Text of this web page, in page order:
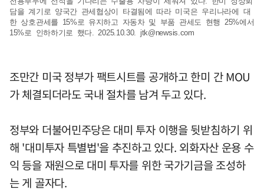
담을 계기로 양국간 관세협상이 타결됨에 따라 미국은 우리나라에 대
한 상호관세를 15%로 유지하고 자동차 및 부품 관세도 현행 25%에서
15%로 인하하기로 했다. 2025.10.30. jtk@newsis.com
조만간 미국 정부가 팩트시트를 공개하고 한미 간 MOU
가 체결되더라도 국내 절차를 남겨 두고 있다.
정부와 더불어민주당은 대미 투자 이행을 뒷받침하기 위
해 '대미투자 특별법'을 추진하고 있다. 외화자산 운용 수
익 등을 재원으로 대미 투자를 위한 국가기금을 조성하
는 게 골자다.